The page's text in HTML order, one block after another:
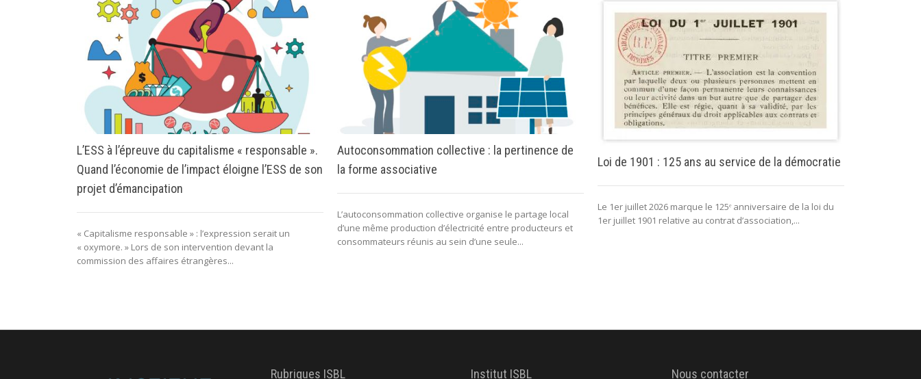
L’ESS à l’épreuve du capitalisme « responsable ».
Quand l’économie de l’impact éloigne l’ESS de son
projet d’émancipation
« Capitalisme responsable » : l’expression serait un
« oxymore. » Lors de son intervention devant la
commission des affaires étrangères...
Autoconsommation collective : la pertinence de
la forme associative
L’autoconsommation collective organise le partage local
d’une même production d’électricité entre producteurs et
consommateurs réunis au sein d’une seule...
Loi de 1901 : 125 ans au service de la démocratie
Le 1er juillet 2026 marque le 125ᵉ anniversaire de la loi du
1er juillet 1901 relative au contrat d’association,...
Rubriques ISBL Institut ISBL Nous contacter